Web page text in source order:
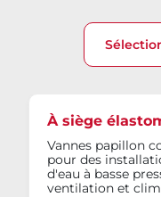
À siège
Vannes papillon
pour des
d'eau à basse
ventilation et